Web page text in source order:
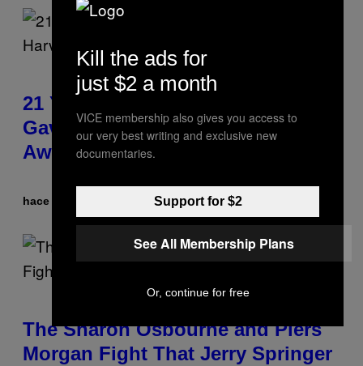
21 Years Ago, A Barbie Movie
Gave Harvey Weinstein a Deeply
Awkward Cameo
hace 2 horas Tony Alpsen
The Sharon Osbourne and Piers
Morgan Fight That Jerry Springer
Kill the ads for
just $2 a month
VICE membership also gives you access to
our very best writing and exclusive new
documentaries.
Support for $2
See All Membership Plans
Or, continue for free